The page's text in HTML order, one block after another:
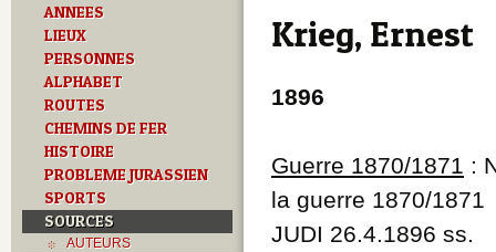
ANNEES
LIEUX
PERSONNES
ALPHABET
ROUTES
CHEMINS DE FER
HISTOIRE
PROBLEME JURASSIEN
SPORTS
SOURCES
AUTEURS
Krieg, Ernest
1896
Guerre 1870/1871 :
la guerre 1870/1871
JUDI 26.4.1896 ss.